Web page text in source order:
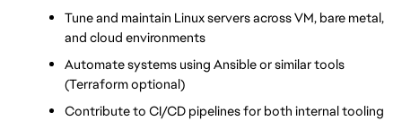
Tune and maintain Linux servers across VM, bare metal,
and cloud environments
Automate systems using Ansible or similar tools
(Terraform optional)
Contribute to CI/CD pipelines for both internal tooling